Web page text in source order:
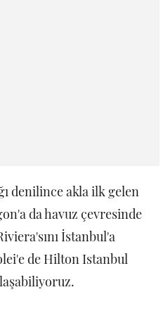
denilince akla ilk gelen
da havuz çevresinde
İstanbul'a
de Hilton Istanbul